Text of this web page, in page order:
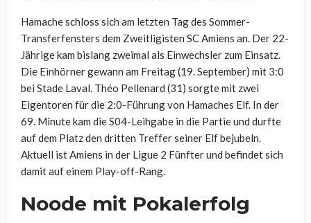
Hamache schloss sich am letzten Tag des Sommer-
Transferfensters dem Zweitligisten SC Amiens an. Der 22-
Jährige kam bislang zweimal als Einwechsler zum Einsatz.
Die Einhörner gewann am Freitag (19. September) mit 3:0
bei Stade Laval. Théo Pellenard (31) sorgte mit zwei
Eigentoren für die 2:0-Führung von Hamaches Elf. In der
69. Minute kam die S04-Leihgabe in die Partie und durfte
auf dem Platz den dritten Treffer seiner Elf bejubeln.
Aktuell ist Amiens in der Ligue 2 Fünfter und befindet sich
damit auf einem Play-off-Rang.
Noode mit Pokalerfolg